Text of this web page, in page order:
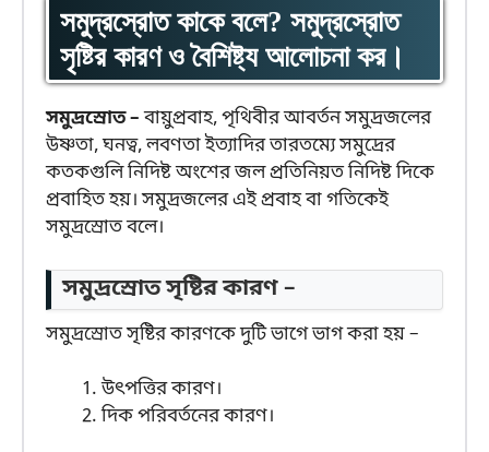
সমুদ্রস্রোত কাকে বলে? সমুদ্রস্রোত
সৃষ্টির কারণ ও বৈশিষ্ট্য আলোচনা কর।
সমুদ্রস্রোত –বায়ুপ্রবাহ, পৃথিবীর আবর্তন সমুদ্রজলের
উষ্ণতা, ঘনত্ব, লবণতা ইত্যাদির তারতম্যে সমুদ্রের
কতকগুলি নিদিষ্ট অংশের জল প্রতিনিয়ত নিদিষ্ট দিকে
প্রবাহিত হয়। সমুদ্রজলের এই প্রবাহ বা গতিকেই
সমুদ্রস্রোত বলে।
সমুদ্রস্রোত সৃষ্টির কারণ –
সমুদ্রস্রোত সৃষ্টির কারণকে দুটি ভাগে ভাগ করা হয় –
উৎপত্তির কারণ।
দিক পরিবর্তনের কারণ।